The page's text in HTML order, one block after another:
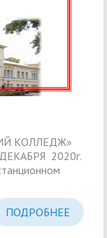
КОЛЛЕДЖ»
2020г.
ПОДРОБНЕЕ